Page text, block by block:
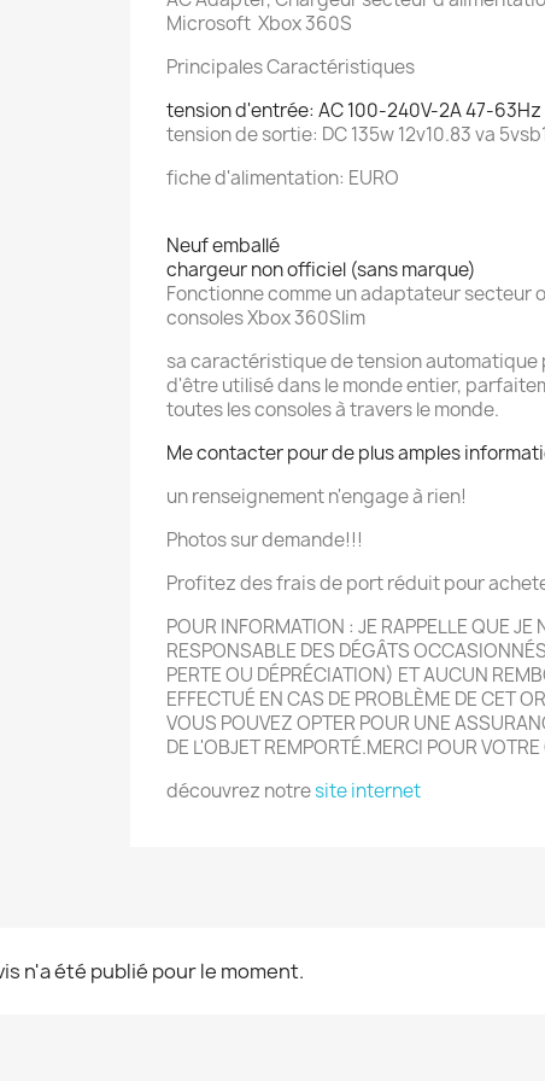
Microsoft Xbox 360S
Principales Caractéristiques
tension d'entrée: AC 100-240V-2A 47-63Hz
tension de sortie: DC 135w 12v10.83 va
fiche d'alimentation: EURO
Neuf emballé
chargeur non officiel (sans marque)
Fonctionne comme un adaptateur secteur
consoles Xbox 360Slim
sa caractéristique de tension
d'être utilisé dans le monde entier,
toutes les consoles à travers le monde.
Me contacter pour de plus amples
un renseignement n'engage à rien!
Photos sur demande!!!
Profitez des frais de port réduit pour
POUR INFORMATION : JE RAPPELLE QUE JE
RESPONSABLE DES DÉGÂTS
PERTE OU DÉPRÉCIATION) ET AUCUN
EFFECTUÉ EN CAS DE PROBLÈME DE CET
VOUS POUVEZ OPTER POUR UNE
DE L'OBJET REMPORTÉ.MERCI POUR
découvrez notresite internet
n'a été publié pour le moment.